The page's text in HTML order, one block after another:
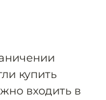
купить
входить в